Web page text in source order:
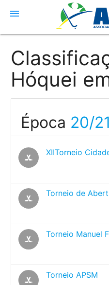
menu
Hóquei
Época 20/21
sports_hockey
XIITorneio
sports_hockey
Torneio de
sports_hockey
Torneio Manuel
sports_hockey
Torneio APSM